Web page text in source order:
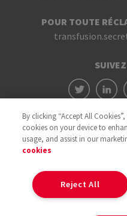
POUR TOUTE
By clicking “Accept All
cookies on your device to
usage, and assist in our
cookies
Reject All